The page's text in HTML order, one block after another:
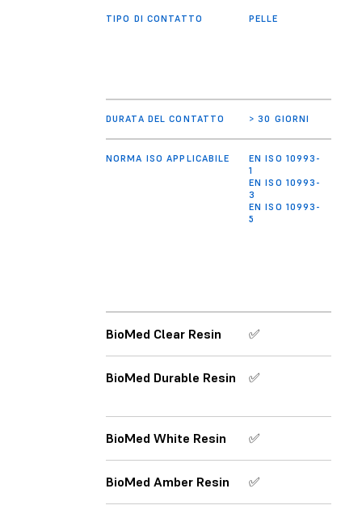
TIPO DI CONTATTO PELLE
DURATA DEL CONTATTO > 30 GIORNI
NORMA ISO APPLICABILE
EN ISO 10993-
1
EN ISO 10993-
3
EN ISO 10993-
5
BioMed Clear Resin ✅
BioMed Durable Resin ✅
BioMed White Resin ✅
BioMed Amber Resin ✅